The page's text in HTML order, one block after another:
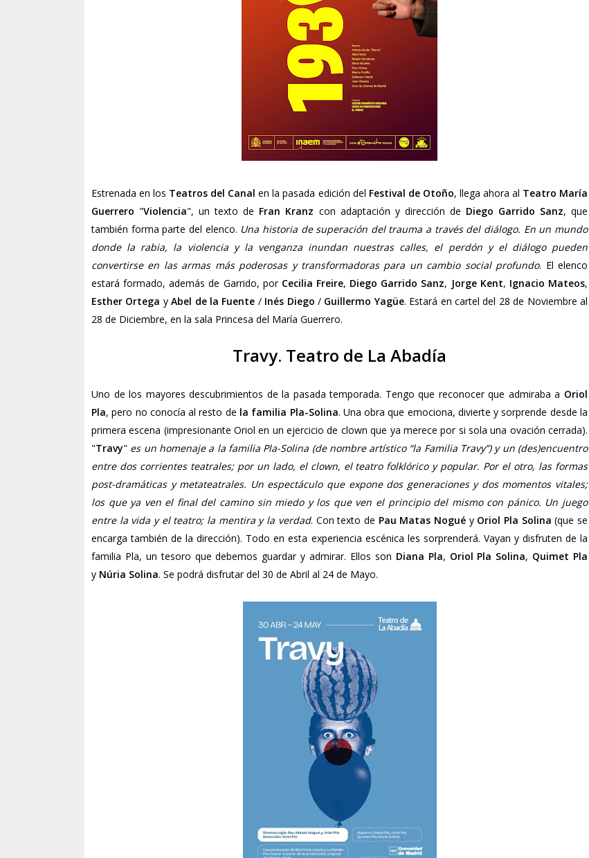
Estrenada en los Teatros del Canal en la pasada edición del Festival de Otoño, llega ahora al Teatro María
Guerrero "Violencia", un texto de Fran Kranz con adaptación y dirección de Diego Garrido Sanz, que
también forma parte del elenco. Una historia de superación del trauma a través del diálogo. En un mundo
donde la rabia, la violencia y la venganza inundan nuestras calles, el perdón y el diálogo pueden
convertirse en las armas más poderosas y transformadoras para un cambio social profundo. El elenco
estará formado, además de Garrido, por Cecilia Freire, Diego Garrido Sanz, Jorge Kent, Ignacio Mateos,
Esther Ortega yAbel de la Fuente /Inés Diego / Guillermo Yagüe. Estará en cartel del 28 de Noviembre al
28 de Diciembre, en la sala Princesa del María Guerrero.
Travy. Teatro de La Abadía
Uno de los mayores descubrimientos de la pasada temporada. Tengo que reconocer que admiraba a Oriol
Pla, pero no conocía al resto de la familia Pla-Solina. Una obra que emociona, divierte y sorprende desde la
primera escena (impresionante Oriol en un ejercicio de clown que ya merece por si sola una ovación cerrada).
"Travy" es un homenaje a la familia Pla-Solina (de nombre artístico “la Familia Travy”) y un (des)encuentro
entre dos corrientes teatrales; por un lado, el clown, el teatro folklórico y popular. Por el otro, las formas
post-dramáticas y metateatrales. Un espectáculo que expone dos generaciones y dos momentos vitales;
los que ya ven el final del camino sin miedo y los que ven el principio del mismo con pánico. Un juego
entre la vida y el teatro; la mentira y la verdad. Con texto de Pau Matas Noguéy Oriol Pla Solina (que se
encarga también de la dirección). Todo en esta experiencia escénica les sorprenderá. Vayan y disfruten de la
familia Pla, un tesoro que debemos guardar y admirar. Ellos son Diana Pla, Oriol Pla Solina, Quimet Pla
y Núria Solina. Se podrá disfrutar del 30 de Abril al 24 de Mayo.